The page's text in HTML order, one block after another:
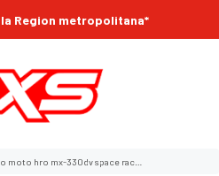
Region metropolitana*
hro mx-330dv space race gr.os am.n multiproposito